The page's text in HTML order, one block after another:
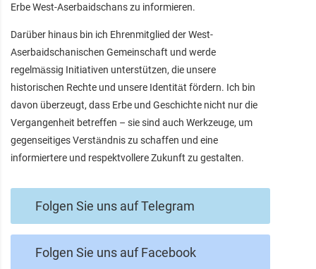
Erbe West-Aserbaidschans zu informieren.
Darüber hinaus bin ich Ehrenmitglied der West-
Aserbaidschanischen Gemeinschaft und werde
regelmässig Initiativen unterstützen, die unsere
historischen Rechte und unsere Identität fördern. Ich bin
davon überzeugt, dass Erbe und Geschichte nicht nur die
Vergangenheit betreffen – sie sind auch Werkzeuge, um
gegenseitiges Verständnis zu schaffen und eine
informiertere und respektvollere Zukunft zu gestalten.
Folgen Sie uns auf Telegram
Folgen Sie uns auf Facebook